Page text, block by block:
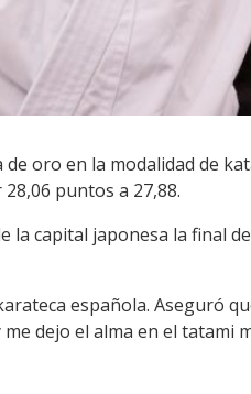
oro en la modalidad de
puntos a 27,88.
capital japonesa la final
española. Aseguró
dejo el alma en el tatami